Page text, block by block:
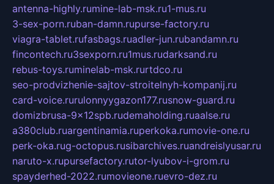
antenna-highly.rumine-lab-msk.ru1-mus.ru
3-sex-porn.ruban-damn.rupurse-factory.ru
viagra-tablet.rufasbags.ruadler-jun.rubandamn.ru
fincontech.ru3sexporn.ru1mus.rudarksand.ru
rebus-toys.ruminelab-msk.rurtdco.ru
seo-prodvizhenie-sajtov-stroitelnyh-kompanij.ru
card-voice.rurulonnyygazon177.rusnow-guard.ru
domizbrusa-9x12spb.rudemaholding.ruaalse.ru
a380club.ruargentinamia.ruperkoka.rumovie-one.ru
perk-oka.rug-octopus.rusibarchives.ruandreislyusar.ru
naruto-x.rupursefactory.rutor-lyubov-i-grom.ru
spayderhed-2022.rumovieone.ruevro-dez.ru